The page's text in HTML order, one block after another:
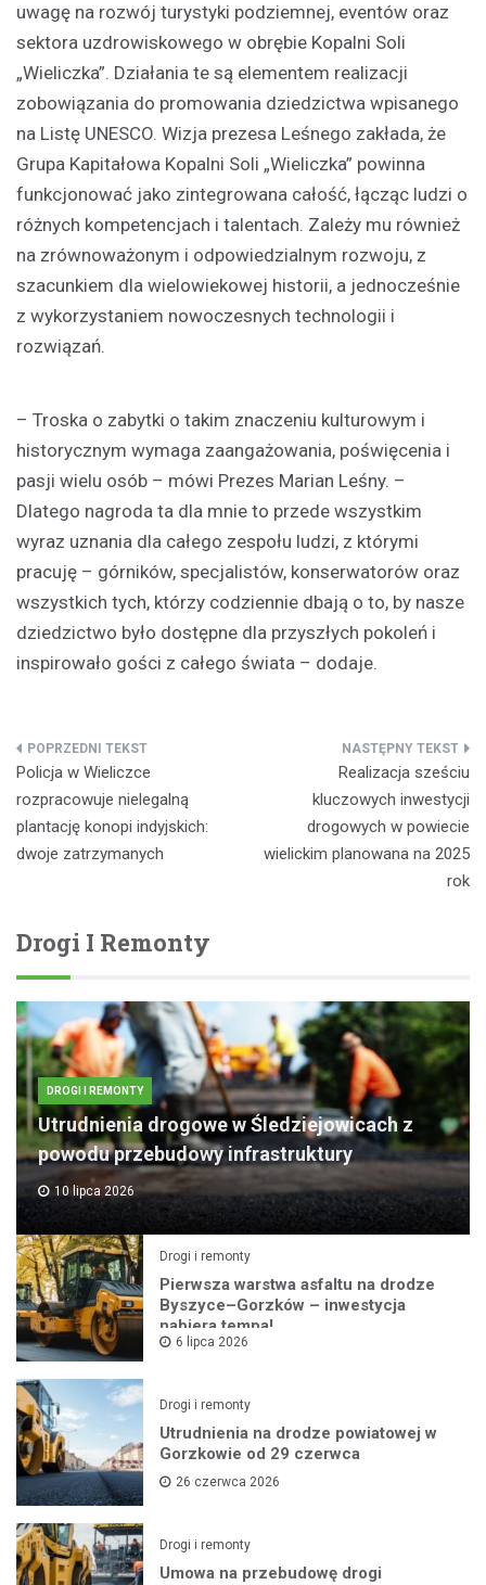
uwagę na rozwój turystyki podziemnej, eventów oraz
sektora uzdrowiskowego w obrębie Kopalni Soli
„Wieliczka”. Działania te są elementem realizacji
zobowiązania do promowania dziedzictwa wpisanego
na Listę UNESCO. Wizja prezesa Leśnego zakłada, że
Grupa Kapitałowa Kopalni Soli „Wieliczka” powinna
funkcjonować jako zintegrowana całość, łącząc ludzi o
różnych kompetencjach i talentach. Zależy mu również
na zrównoważonym i odpowiedzialnym rozwoju, z
szacunkiem dla wielowiekowej historii, a jednocześnie
z wykorzystaniem nowoczesnych technologii i
rozwiązań.
– Troska o zabytki o takim znaczeniu kulturowym i
historycznym wymaga zaangażowania, poświęcenia i
pasji wielu osób – mówi Prezes Marian Leśny. –
Dlatego nagroda ta dla mnie to przede wszystkim
wyraz uznania dla całego zespołu ludzi, z którymi
pracuję – górników, specjalistów, konserwatorów oraz
wszystkich tych, którzy codziennie dbają o to, by nasze
dziedzictwo było dostępne dla przyszłych pokoleń i
inspirowało gości z całego świata – dodaje.
Nawigacja
wpisu
Policja w Wieliczce
rozpracowuje nielegalną
plantację konopi indyjskich:
dwoje zatrzymanych
Realizacja sześciu
kluczowych inwestycji
drogowych w powiecie
wielickim planowana na 2025
rok
Drogi I Remonty
DROGI I REMONTY
Utrudnienia drogowe w Śledziejowicach z
powodu przebudowy infrastruktury
10 lipca 2026
Drogi i remonty
Pierwsza warstwa asfaltu na drodze
Byszyce–Gorzków – inwestycja
nabiera tempa!
6 lipca 2026
Drogi i remonty
Utrudnienia na drodze powiatowej w
Gorzkowie od 29 czerwca
26 czerwca 2026
Drogi i remonty
Umowa na przebudowę drogi